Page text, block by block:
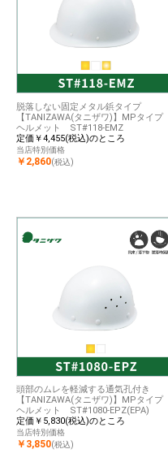
脱落しない固定メタル鋲タイプ
【TANIZAWA(タニザワ)】MPタイプ
ヘルメット ST#118-EMZ
定価￥4,455(税込)のところ
当店特別価格
￥2,860(税込)
頭部のムレを軽減する通気孔付き
【TANIZAWA(タニザワ)】MPタイプ
ヘルメット ST#1080-EPZ(EPA)
定価￥5,830(税込)のところ
当店特別価格
￥3,850(税込)